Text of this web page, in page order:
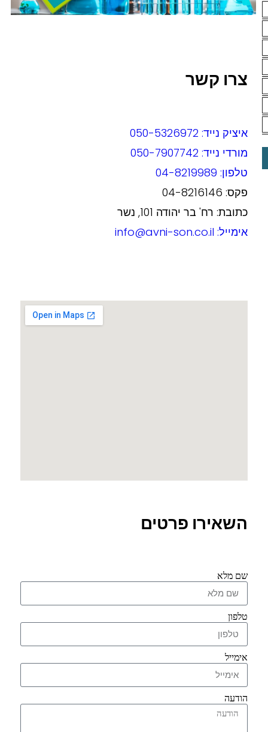
צרו קשר
איציק נייד: 050-5326972
מורדי נייד: 050-7907742
טלפון: 04-8219989
פקס: 04-8216146
כתובת: רח' בר יהודה 101, נשר
אימייל: info@avni-son.co.il
השאירו פרטים
שם מלא
טלפון
אימייל
הודעה